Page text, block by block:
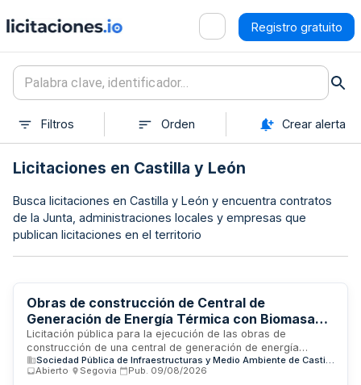
Registro gratuito
Filtros Orden Crear alerta
Licitaciones en Castilla y León
Busca licitaciones en Castilla y León y encuentra contratos
de la Junta, administraciones locales y empresas que
publican licitaciones en el territorio
Obras de construcción de Central de
Generación de Energía Térmica con Biomasa
para Red de Calor Sostenible en Segovia
Licitación pública para la ejecución de las obras de
construcción de una central de generación de energía
térmica alimentada por biomasa, destinada a integrar la red
de calor sostenible de Segovia. El proyecto es cofinanciado
Sociedad Pública de Infraestructuras y Medio Ambiente de Castilla y León S.A.
Abierto
Segovia Pub. 09/08/2026